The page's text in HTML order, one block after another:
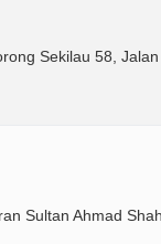
Sekilau 58,
Sultan Ahmad